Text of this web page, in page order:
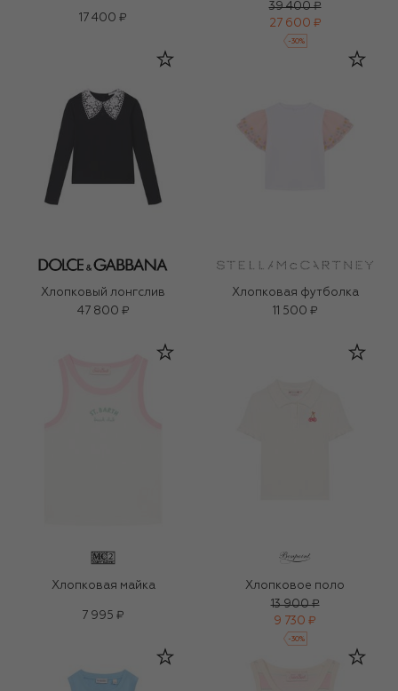
17 400 ₽
39 400 ₽
27 600 ₽
-30%
Хлопковый лонгслив
47 800 ₽
Хлопковая футболка
11 500 ₽
Хлопковая майка
7 995 ₽
Хлопковое поло
13 900 ₽
9 730 ₽
-30%